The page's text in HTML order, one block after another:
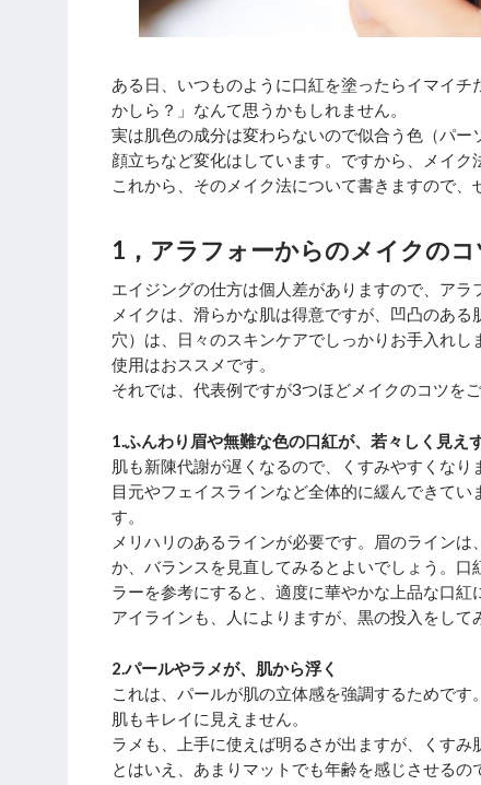
ある日、いつものように口紅を塗ったらイマイ
かしら？」なんて思うかもしれません。
実は肌色の成分は変わらないので似合う色（パ
顔立ちなど変化はしています。ですから、メイク
これから、そのメイク法について書きますので
1，アラフォーからのメイクのコ
エイジングの仕方は個人差がありますので、アラ
メイクは、滑らかな肌は得意ですが、凹凸のあ
穴）は、日々のスキンケアでしっかりお手入れ
使用はおススメです。
それでは、代表例ですが3つほどメイクのコツをご
1.ふんわり眉や無難な色の口紅が、若々しく見え
肌も新陳代謝が遅くなるので、くすみやすくなり
目元やフェイスラインなど全体的に緩んできて
す。
メリハリのあるラインが必要です。眉のライン
か、バランスを見直してみるとよいでしょう。
ラーを参考にすると、適度に華やかな上品な口紅
アイラインも、人によりますが、黒の投入をして
2.パールやラメが、肌から浮く
これは、パールが肌の立体感を強調するためで
肌もキレイに見えません。
ラメも、上手に使えば明るさが出ますが、くすみ
とはいえ、あまりマットでも年齢を感じさせるの